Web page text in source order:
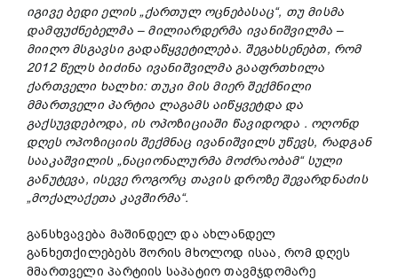
იგივე ბედი ელის„ქართულ ოცნებასაც“, თუ მისმა
დამფუძნებელმა– მილიარდერმა ივანიშვილმა –
მიიღო მსგავსი გადაწყვეტილება. შეგახსენებთ, რომ
2012 წელს ბიძინა ივანიშვილმა გააფრთხილა
ქართველი ხალხი: თუკი მის მიერ შექმნილი
მმართველი პარტია ლაგამს აიწყვეტდა და
გაქსუვდებოდა, ის ოპოზიციაში წავიდოდა . ოღონდ
დღეს ოპოზიციის შექმნაც ივანიშვილს უწევს, რადგან
სააკაშვილის„ნაციონალურმა მოძრაობამ“ სული
განუტევა, ისევე როგორც თავის დროზე შევარდნაძის
„მოქალაქეთა კავშირმა“.
განსხვავება მაშინდელ და ახლანდელ
განხეთქილებებს შორის მხოლოდ ისაა, რომ დღეს
მმართველი პარტიის საპატიო თავმჯდომარე